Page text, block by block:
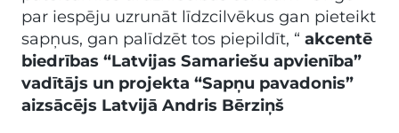
par iespēju uzrunāt līdzcilvēkus gan pieteikt
sapņus, gan palīdzēt tos piepildīt, “ akcentē
biedrības “Latvijas Samariešu apvienība”
vadītājs un projekta “Sapņu pavadonis”
aizsācējs Latvijā Andris Bērziņš